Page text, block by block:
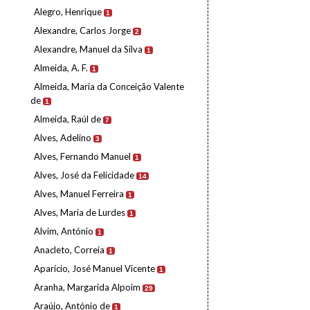
Alegro, Henrique 1
Alexandre, Carlos Jorge 2
Alexandre, Manuel da Silva 1
Almeida, A. F. 1
Almeida, Maria da Conceição Valente
de 1
Almeida, Raúl de 7
Alves, Adelino 3
Alves, Fernando Manuel 1
Alves, José da Felicidade 14
Alves, Manuel Ferreira 1
Alves, Maria de Lurdes 1
Alvim, António 1
Anacleto, Correia 1
Aparício, José Manuel Vicente 1
Aranha, Margarida Alpoim 29
Araújo, António de 1